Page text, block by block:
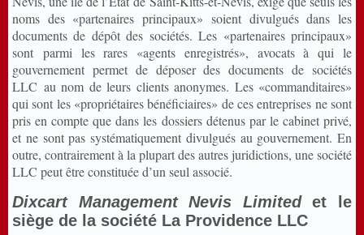
noms des «partenaires principaux» soient divulgués dans les
documents de dépôt des sociétés. Les «partenaires principaux»
sont parmi les rares «agents enregistrés», avocats à qui le
gouvernement permet de déposer des documents de sociétés
LLC au nom de leurs clients anonymes. Les «commanditaires»
qui sont les «propriétaires bénéficiaires» de ces entreprises ne sont
pris en compte que dans les dossiers détenus par le cabinet privé,
et ne sont pas systématiquement divulgués au gouvernement. En
outre, contrairement à la plupart des autres juridictions, une société
LLC peut être constituée d’un seul associé.
Dixcart Management Nevis Limitedet le
siège de la société La Providence LLC